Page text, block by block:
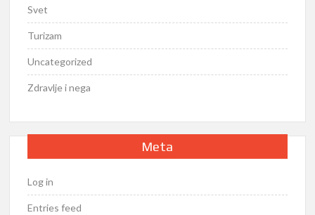
Svet
Turizam
Uncategorized
Zdravlje i nega
Meta
Log in
Entries feed